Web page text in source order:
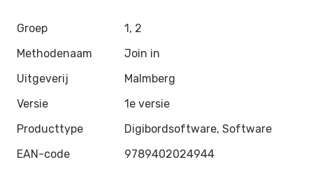
Groep
1, 2
Methodenaam
Join in
Uitgeverij
Malmberg
Versie
1e versie
Producttype
Digibordsoftware, Software
EAN-code
9789402024944